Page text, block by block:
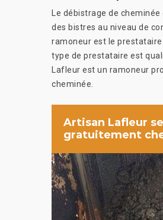
Le débistrage de
des bistres au niveau de
ramoneur est le
type de prestataire est
Lafleur est un ramoneur
cheminée.
Artisan Lafleur
gratuitement